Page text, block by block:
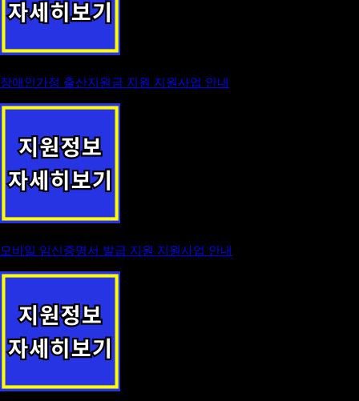
장애인가정 출산지원금 지원 지원사업 안내
모바일 임신증명서 발급 지원 지원사업 안내